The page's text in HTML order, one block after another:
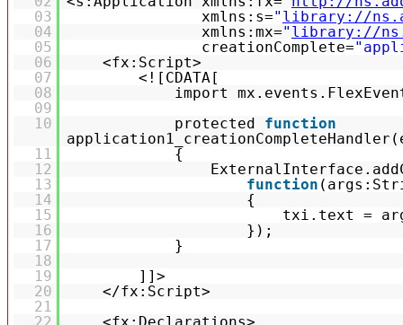
03
xmlns:s=" library://
04
xmlns:mx=" library://
05
creationComplete=
06
<fx:Script>
07
<![CDATA[
08
import
09
10
protected function
11
{
12
13
function
14
{
15
txi.text =
16
});
17
}
18
19
]]>
20
</fx:Script>
21